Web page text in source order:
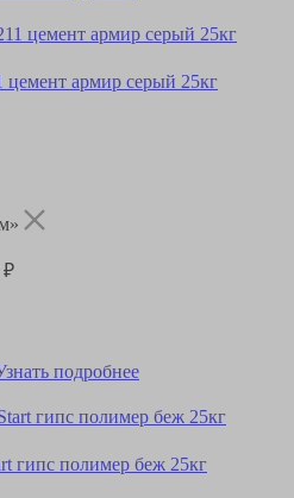
армир серый 25кг
₽
подробнее
гипс полимер беж 25кг